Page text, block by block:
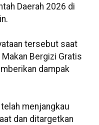
Daerah 2026 di
tersebut saat
Bergizi Gratis
dampak
menjangkau
dan ditargetkan